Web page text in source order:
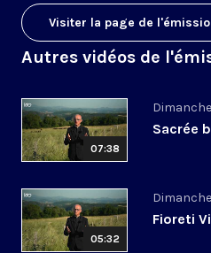
Visiter la page de
Autres vidéos de
07:38
Sacrée
05:32
Fioreti